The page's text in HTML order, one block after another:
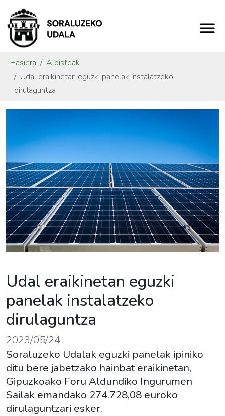
Hasiera
Albisteak
Udal eraikinetan eguzki panelak instalatzeko
dirulaguntza
Udal eraikinetan eguzki
panelak instalatzeko
dirulaguntza
2023/05/24
Soraluzeko Udalak eguzki panelak ipiniko
ditu bere jabetzako hainbat eraikinetan,
Gipuzkoako Foru Aldundiko Ingurumen
Sailak emandako 274.728,08 euroko
dirulaguntzari esker.